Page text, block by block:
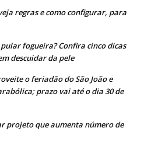
regras e como configurar, para
pular fogueira? Confira cinco dicas
descuidar da pele
o feriadão do São João e
prazo vai até o dia 30 de
projeto que aumenta número de